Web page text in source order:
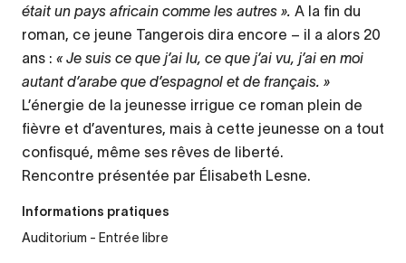
était un pays africain comme les autres ». A la fin du
roman, ce jeune Tangerois dira encore – il a alors 20
ans : « Je suis ce que j’ai lu, ce que j’ai vu, j’ai en moi
autant d’arabe que d’espagnol et de français. »
L’énergie de la jeunesse irrigue ce roman plein de
fièvre et d’aventures, mais à cette jeunesse on a tout
confisqué, même ses rêves de liberté.
Rencontre présentée par Élisabeth Lesne.
Informations pratiques
Auditorium - Entrée libre